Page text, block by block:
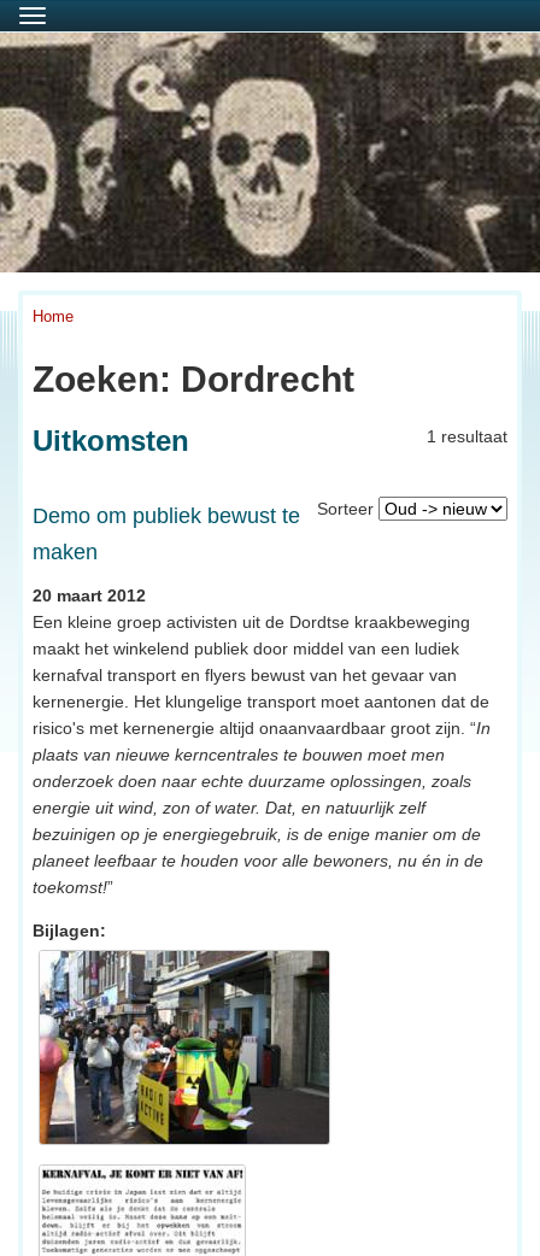
Menu
Home
Zoeken: Dordrecht
1 resultaat
Uitkomsten
Sorteer
Demo om publiek bewust te
maken
20 maart 2012
Een kleine groep activisten uit de Dordtse kraakbeweging
maakt het winkelend publiek door middel van een ludiek
kernafval transport en flyers bewust van het gevaar van
kernenergie. Het klungelige transport moet aantonen dat de
risico's met kernenergie altijd onaanvaardbaar groot zijn. “In
plaats van nieuwe kerncentrales te bouwen moet men
onderzoek doen naar echte duurzame oplossingen, zoals
energie uit wind, zon of water. Dat, en natuurlijk zelf
bezuinigen op je energiegebruik, is de enige manier om de
planeet leefbaar te houden voor alle bewoners, nu én in de
toekomst!”
Bijlagen: